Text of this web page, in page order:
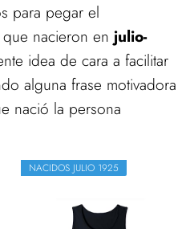
para pegar el
nacieron en julio-
idea de cara a facilitar
alguna frase motivadora
nació la persona
NACIDOS JULIO 1925